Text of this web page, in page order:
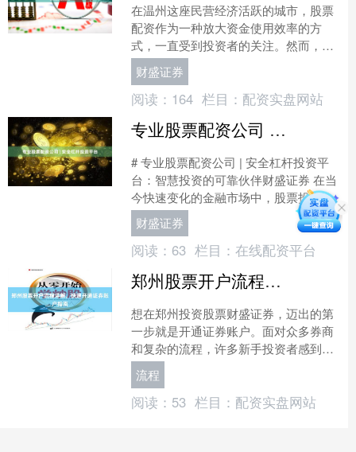
在温州这座民营经济活跃的城市，股票
配资作为一种放大资金使用效率的方
式，一直受到投资者的关注。然而，配
资交易并非简单的“借钱炒股”，而是一
项需要系统策略和专业风控....
财盛证券
阅读： 164 栏目： 配资实盘网站
专业股票配资公司 | 安全杠杆投资平台
# 专业股票配资公司 | 安全杠杆投资平
台：智慧投资的可靠伙伴财盛证券 在当
今快速变化的金融市场中，股票投资已
成为许多人财富增值的重要途径。然
而，资金不足往往限....
财盛证券
阅读： 63 栏目： 在线配资平台
郑州股票开户流程详解，快速开通证券账户指南
想在郑州投资股票财盛证券，迈出的第
一步就是开通证券账户。面对众多券商
和复杂的流程，许多新手投资者感到迷
茫。本文将为您详细解析郑州股票开户
的全流程，提供快速开通证....
流程
阅读： 53 栏目： 配资实盘网站